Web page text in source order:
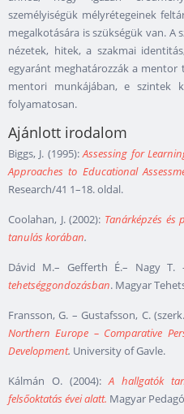
személyiségük mélyrétegeinek
megalkotására is szükségük van. A
nézetek, hitek, a szakmai
egyaránt meghatározzák a mentor
mentori munkájában, e szintek
folyamatosan.
Ajánlott irodalom
Biggs, J. (1995):Assessing for
Approaches to Educational
Research/41 1–18. oldal.
Coolahan, J. (2002): Tanárképzés és
tanulás korában.
Dávid M.– Gefferth É.– Nagy T.
tehetséggondozásban. Magyar
Fransson, G. – Gustafsson, C.
Northern Europe – Comparative
Development. University of Gavle.
Kálmán O. (2004):A hallgatók
felsőoktatás évei alatt. Magyar